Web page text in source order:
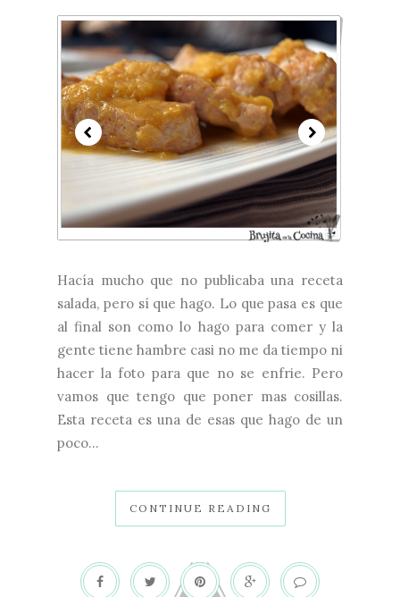
Hacía mucho que no publicaba una receta
salada, pero sí que hago. Lo que pasa es que
al final son como lo hago para comer y la
gente tiene hambre casi no me da tiempo ni
hacer la foto para que no se enfrie. Pero
vamos que tengo que poner mas cosillas.
Esta receta es una de esas que hago de un
poco...
CONTINUE READING